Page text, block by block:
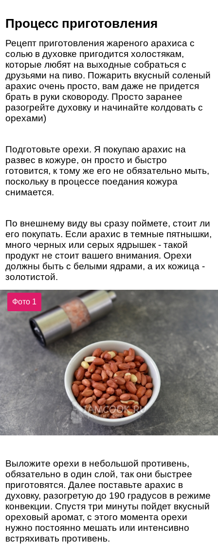
Процесс приготовления
Рецепт приготовления жареного арахиса с
солью в духовке пригодится холостякам,
которые любят на выходные собраться с
друзьями на пиво. Пожарить вкусный соленый
арахис очень просто, вам даже не придется
брать в руки сковороду. Просто заранее
разогрейте духовку и начинайте колдовать с
орехами)
Подготовьте орехи. Я покупаю арахис на
развес в кожуре, он просто и быстро
готовится, к тому же его не обязательно мыть,
поскольку в процессе поедания кожура
снимается.
По внешнему виду вы сразу поймете, стоит ли
его покупать. Если арахис в темные пятнышки,
много черных или серых ядрышек - такой
продукт не стоит вашего внимания. Орехи
должны быть с белыми ядрами, а их кожица -
золотистой.
Фото 1
Выложите орехи в небольшой противень,
обязательно в один слой, так они быстрее
приготовятся. Далее поставьте арахис в
духовку, разогретую до 190 градусов в режиме
конвекции. Спустя три минуты пойдет вкусный
ореховый аромат, с этого момента орехи
нужно постоянно мешать или интенсивно
встряхивать противень.